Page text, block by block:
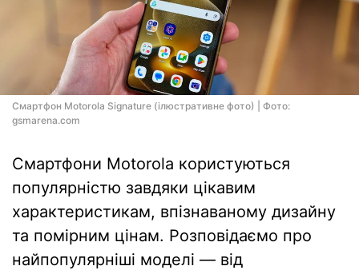
Смартфон Motorola Signature (ілюстративне фото) | Фото:
gsmarena.com
Смартфони Motorola користуються
популярністю завдяки цікавим
характеристикам, впізнаваному дизайну
та помірним цінам. Розповідаємо про
найпопулярніші моделі — від